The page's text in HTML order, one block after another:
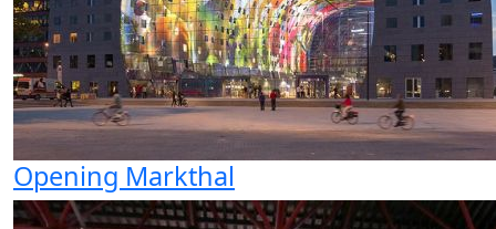
Opening Markthal